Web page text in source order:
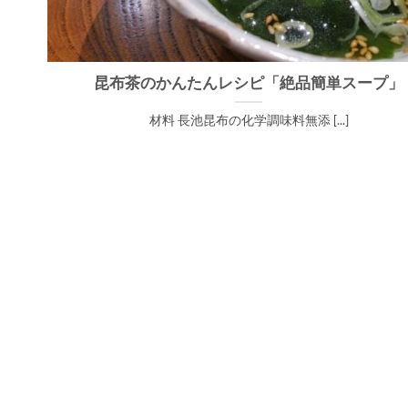
昆布茶のかんたんレシピ「絶品簡単スープ」
材料 長池昆布の化学調味料無添 [...]